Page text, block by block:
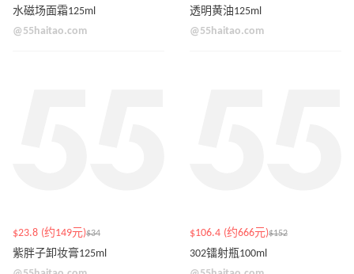
水磁场面霜125ml
@55haitao.com
透明黄油125ml
@55haitao.com
$23.8 (约149元)$34
紫胖子卸妆膏125ml
$106.4 (约666元)$152
302镭射瓶100ml